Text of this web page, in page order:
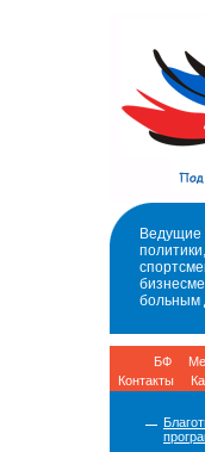
Ведущие
больным
БФ
Контакты